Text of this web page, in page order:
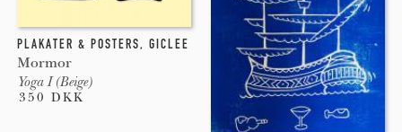
PLAKATER & POSTERS, GICLEE
Mormor
Yoga I (Beige)
350 DKK